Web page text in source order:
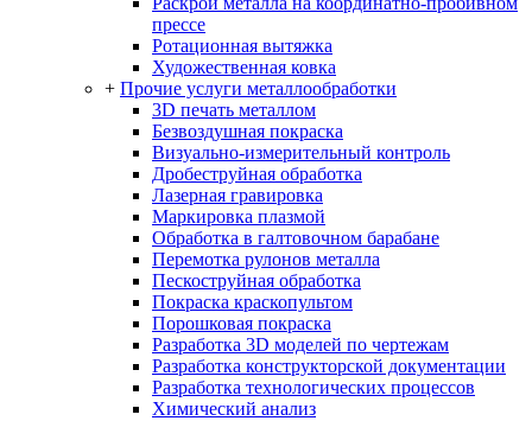
прессе
Ротационная вытяжка
Художественная ковка
+ Прочие услуги металлообработки
3D печать металлом
Безвоздушная покраска
Визуально-измерительный контроль
Дробеструйная обработка
Лазерная гравировка
Маркировка плазмой
Обработка в галтовочном барабане
Перемотка рулонов металла
Пескоструйная обработка
Покраска краскопультом
Порошковая покраска
Разработка 3D моделей по чертежам
Разработка конструкторской документации
Разработка технологических процессов
Химический анализ